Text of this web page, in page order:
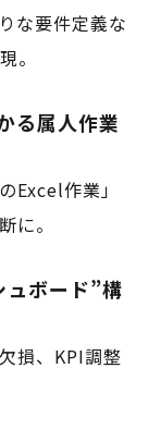
な要件定義な
。
る属人作業
Excel作業」
に。
ボード”構
損、KPI調整